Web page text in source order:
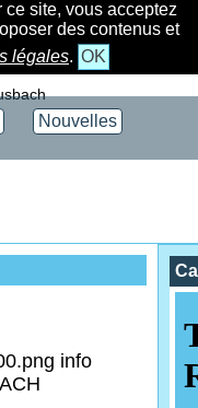
site, vous acceptez
des contenus et
légales. OK
Nouvelles
info